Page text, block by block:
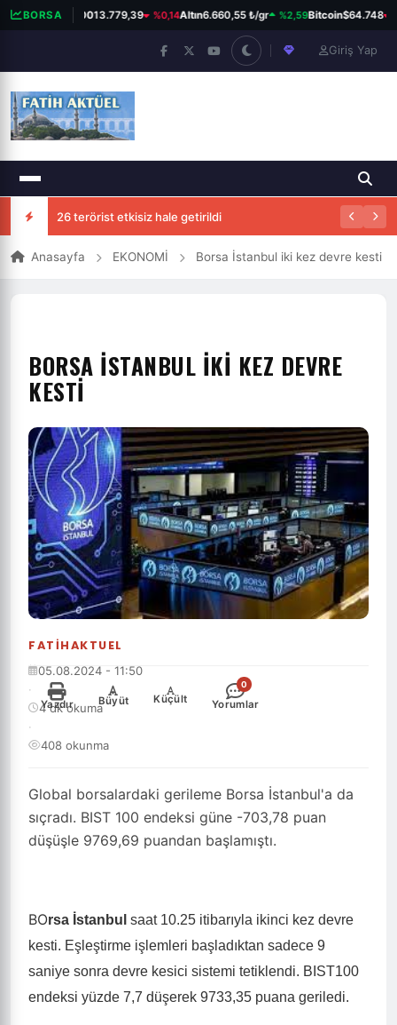
BORSABIST 10013.779,39 %0,14Altın6.660,55 ₺/gr %2,59Bitcoin$64.748
Giriş Yap
26 terörist etkisiz hale getirildi
Anasayfa EKONOMİ Borsa İstanbul iki kez devre kesti
FATIHAKTUEL
BORSA İSTANBUL IKI KEZ DEVRE
KESTI
Global borsalardaki gerileme Borsa İstanbul'a da
sıçradı. BIST 100 endeksi güne -703,78 puan
düşüşle 9769,69 puandan başlamıştı.
05.08.2024 - 11:50
·
4 dk okuma
·
408 okunma
Yazdır
+
Büyüt
-
Küçült
0
Yorumlar
BOrsa İstanbul saat 10.25 itibarıyla ikinci kez devre
kesti. Eşleştirme işlemleri başladıktan sadece 9
saniye sonra devre kesici sistemi tetiklendi. BIST100
endeksi yüzde 7,7 düşerek 9733,35 puana geriledi.